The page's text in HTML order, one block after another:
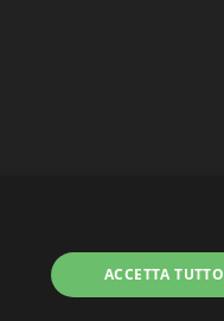
ACCETTA TUTTO